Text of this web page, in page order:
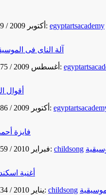
3 أكتوبر 2009 / نشرها موقع: egyptartsacademy
آلة الناى فى
18 أغسطس 2009 /
2975 نشرها موقع:
أقوال
14 أكتوبر 2009 /
2886 نشرها موقع:
فايزة
14 فبراير 2010 /
2759 نشرها موقع: childsong
أغنية
15 يناير 2010 /
2734 نشرها موقع: childsong